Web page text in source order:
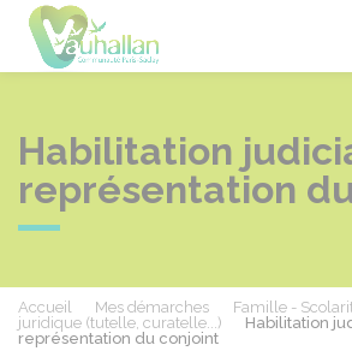
Habilitation
représentation
Accueil Mes démarches Famille -
juridique (tutelle, curatelle...)
Habilitation
représentation du conjoint